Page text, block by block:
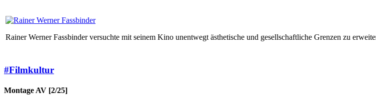
Rainer Werner Fassbinder versuchte mit seinem Kino unentwegt ästhetische und gesellschaftliche Grenzen zu
#Filmkultur
Montage AV [2/25]